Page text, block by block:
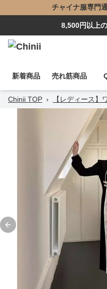
チャイナ服専門
8,500円以上
新着商品 売れ筋商品
Chinii TOP › 【レディース】
Previous slide